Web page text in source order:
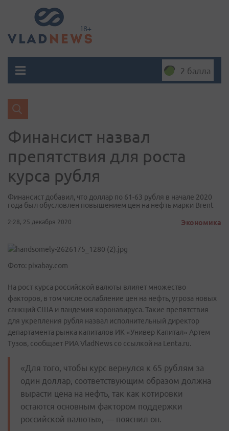
2 балла
Финансист назвал
препятствия для роста
курса рубля
Финансист добавил, что доллар по 61-63 рубля в начале 2020
года был обусловлен повышением цен на нефть марки Brent
2:28, 25 декабря 2020 Экономика
Фото: pixabay.com
На рост курса российской валюты влияет множество
факторов, в том числе ослабление цен на нефть, угроза новых
санкций США и пандемия коронавируса. Такие препятствия
для укрепления рубля назвал исполнительный директор
департамента рынка капиталов ИК «Универ Капитал» Артем
Тузов, сообщает РИА VladNews со ссылкой на Lenta.ru.
«Для того, чтобы курс вернулся к 65 рублям за
один доллар, соответствующим образом должна
вырасти цена на нефть, так как котировки
остаются основным фактором поддержки
российской валюты», — пояснил он.